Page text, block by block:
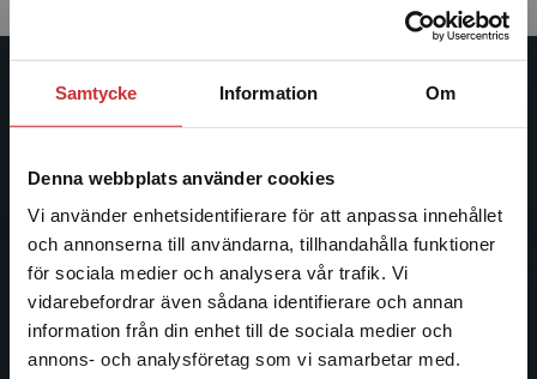
Samtycke Information Om
Denna webbplats använder cookies
Vi använder enhetsidentifierare för att anpassa innehållet
och annonserna till användarna, tillhandahålla funktioner
för sociala medier och analysera vår trafik. Vi
vidarebefordrar även sådana identifierare och annan
information från din enhet till de sociala medier och
annons- och analysföretag som vi samarbetar med.
Begränsad fraktregion
Studentlitteratur
ledande utbildningsförlag. Med läromedel, kurslitteratur,
facklitteratur, utbildningar och digitala
informationstjänster i utbudet, finns Studentlitteratur med
längs hela kunskapsresan.
Kontakta oss